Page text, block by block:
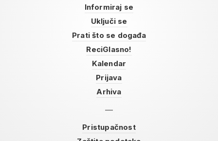
Informiraj se
Uključi se
Prati što se događa
ReciGlasno!
Kalendar
Prijava
Arhiva
Pristupačnost